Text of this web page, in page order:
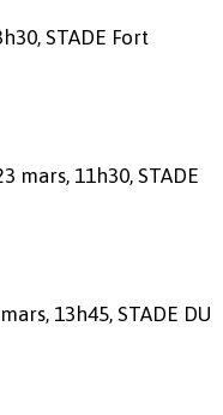
STADE Fort
mars, 11h30, STADE
13h45, STADE DU